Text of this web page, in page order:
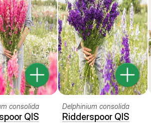
consolida
QIS
Delphinium consolida
Ridderspoor QIS